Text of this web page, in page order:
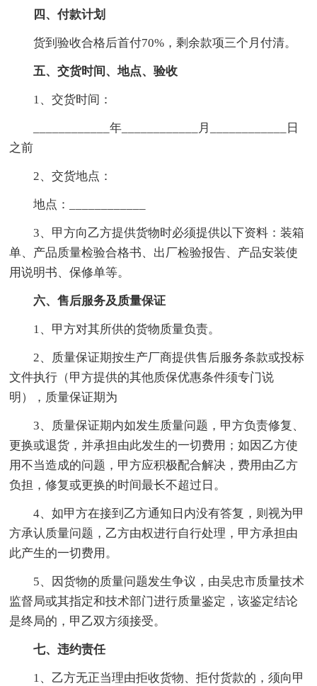
四、付款计划
货到验收合格后首付70%，剩余款项三个月付清。
五、交货时间、地点、验收
1、交货时间：
____________年____________月____________日
之前
2、交货地点：
地点：____________
3、甲方向乙方提供货物时必须提供以下资料：装箱
单、产品质量检验合格书、出厂检验报告、产品安装使
用说明书、保修单等。
六、售后服务及质量保证
1、甲方对其所供的货物质量负责。
2、质量保证期按生产厂商提供售后服务条款或投标
文件执行（甲方提供的其他质保优惠条件须专门说
明），质量保证期为
3、质量保证期内如发生质量问题，甲方负责修复、
更换或退货，并承担由此发生的一切费用；如因乙方使
用不当造成的问题，甲方应积极配合解决，费用由乙方
负担，修复或更换的时间最长不超过日。
4、如甲方在接到乙方通知日内没有答复，则视为甲
方承认质量问题，乙方由权进行自行处理，甲方承担由
此产生的一切费用。
5、因货物的质量问题发生争议，由吴忠市质量技术
监督局或其指定和技术部门进行质量鉴定，该鉴定结论
是终局的，甲乙双方须接受。
七、违约责任
1、乙方无正当理由拒收货物、拒付货款的，须向甲